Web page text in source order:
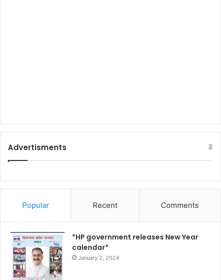
Advertisments
Popular Recent Comments
*HP government releases New Year
calendar*
January 2, 2024